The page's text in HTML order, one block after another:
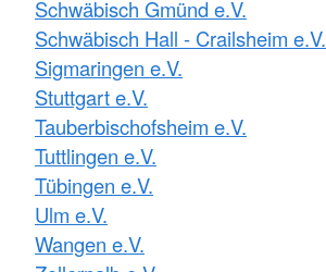
Schwäbisch Gmünd e.V.
Schwäbisch Hall - Crailsheim e.V.
Sigmaringen e.V.
Stuttgart e.V.
Tauberbischofsheim e.V.
Tuttlingen e.V.
Tübingen e.V.
Ulm e.V.
Wangen e.V.